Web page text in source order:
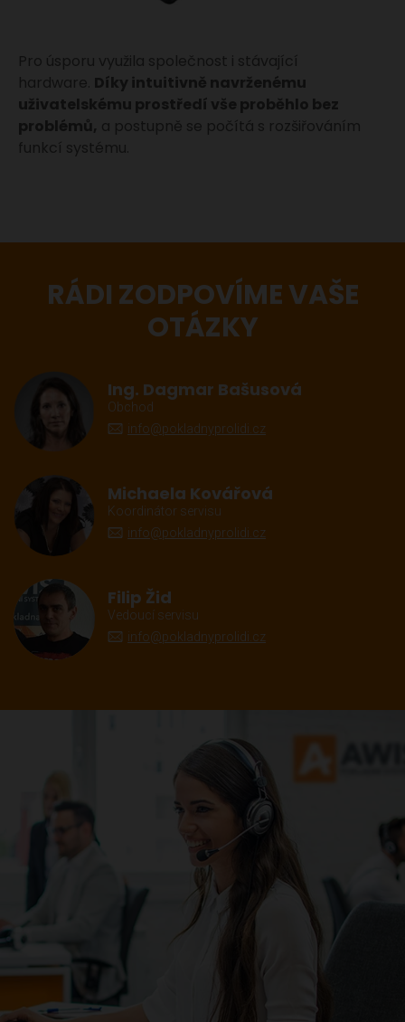
Pro úsporu využila společnost i stávající
hardware. Díky intuitivně navrženému
uživatelskému prostředí vše proběhlo bez
problémů, a postupně se počítá s rozšiřováním
funkcí systému.
RÁDI ZODPOVÍME VAŠE
OTÁZKY
Ing. Dagmar Bašusová
Obchod
info@pokladnyprolidi.cz
Michaela Kovářová
Koordinátor servisu
info@pokladnyprolidi.cz
Filip Žid
Vedoucí servisu
info@pokladnyprolidi.cz